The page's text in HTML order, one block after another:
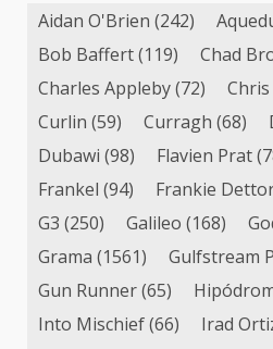
Aidan O'Brien (242)
Bob Baffert(119) Chad
Charles Appleby(72)
Curlin (59) Curragh (68)
Dubawi (98) Flavien Prat
Frankel (94) Frankie
G3 (250) Galileo (168)
Grama (1561) Gulfstream
Gun Runner(65)
Into Mischief(66) Irad